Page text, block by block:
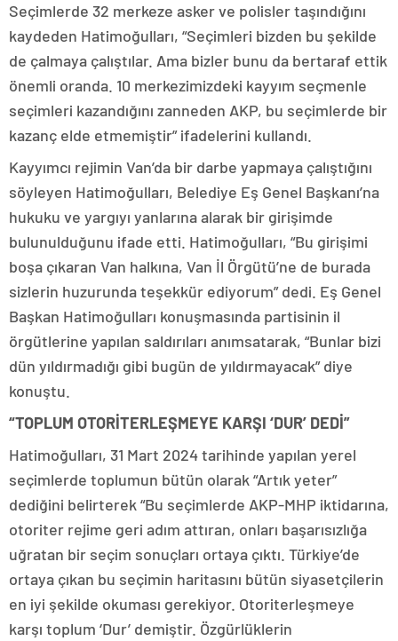
Seçimlerde 32 merkeze asker ve polisler taşındığını
kaydeden Hatimoğulları, “Seçimleri bizden bu şekilde
de çalmaya çalıştılar. Ama bizler bunu da bertaraf ettik
önemli oranda. 10 merkezimizdeki kayyım seçmenle
seçimleri kazandığını zanneden AKP, bu seçimlerde bir
kazanç elde etmemiştir” ifadelerini kullandı.
Kayyımcı rejimin Van’da bir darbe yapmaya çalıştığını
söyleyen Hatimoğulları, Belediye Eş Genel Başkanı’na
hukuku ve yargıyı yanlarına alarak bir girişimde
bulunulduğunu ifade etti. Hatimoğulları, “Bu girişimi
boşa çıkaran Van halkına, Van İl Örgütü’ne de burada
sizlerin huzurunda teşekkür ediyorum” dedi. Eş Genel
Başkan Hatimoğulları konuşmasında partisinin il
örgütlerine yapılan saldırıları anımsatarak, “Bunlar bizi
dün yıldırmadığı gibi bugün de yıldırmayacak” diye
konuştu.
“TOPLUM OTORİTERLEŞMEYE KARŞI ‘DUR’ DEDİ”
Hatimoğulları, 31 Mart 2024 tarihinde yapılan yerel
seçimlerde toplumun bütün olarak “Artık yeter”
dediğini belirterek “Bu seçimlerde AKP-MHP iktidarına,
otoriter rejime geri adım attıran, onları başarısızlığa
uğratan bir seçim sonuçları ortaya çıktı. Türkiye’de
ortaya çıkan bu seçimin haritasını bütün siyasetçilerin
en iyi şekilde okuması gerekiyor. Otoriterleşmeye
karşı toplum ‘Dur’ demiştir. Özgürlüklerin